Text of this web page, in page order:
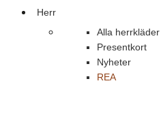
Herr
Alla herrkläder
Presentkort
Nyheter
REA